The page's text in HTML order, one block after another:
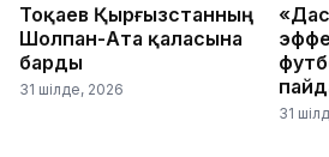
Тоқаев Қырғызстанның
Шолпан-Ата қаласына
барды
31 шілде, 2026
31